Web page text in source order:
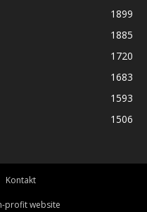
1899
1885
1720
1683
1593
1506
Kontakt
profit website